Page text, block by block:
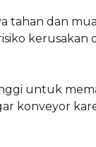
tahan dan
kerusakan
untuk
konveyor